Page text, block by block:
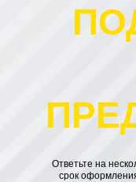
Ответьте на
срок